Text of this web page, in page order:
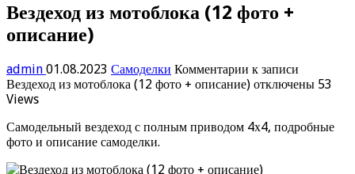
Вездеход из мотоблока (12 фото +
описание)
admin 01.08.2023 Самоделки Комментарии к записи
Вездеход из мотоблока (12 фото + описание) отключены 53
Views
Самодельный вездеход с полным приводом 4х4, подробные
фото и описание самоделки.